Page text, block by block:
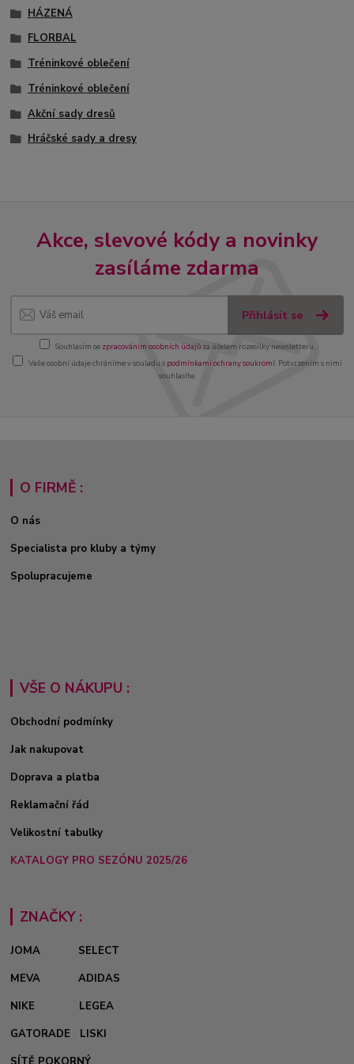
HÁZENÁ
FLORBAL
Tréninkové oblečení
Tréninkové oblečení
Akční sady dresů
Hráčské sady a dresy
Akce, slevové kódy a novinky
zasíláme zdarma
Přihlásit se
Souhlasím se zpracováním osobních údajůza účelem rozesílky newsletteru.
Vaše osobní údaje chráníme v souladu s podmínkami ochrany soukromí. Potvrzením s nimi
souhlasíte.
O FIRMĚ :
O nás
Specialista pro kluby a týmy
Spolupracujeme
VŠE O NÁKUPU :
Obchodní podmínky
Jak nakupovat
Doprava a platba
Reklamační řád
Velikostní tabulky
KATALOGY PRO SEZÓNU 2025/26
ZNAČKY :
JOMA
SELECT
MEVA
ADIDAS
NIKE
LEGEA
GATORADE
LISKI